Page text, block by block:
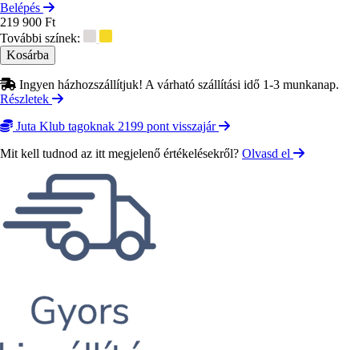
Belépés
219 900 Ft
További színek:
Ingyen házhozszállítjuk! A várható szállítási idő 1-3 munkanap.
Részletek
Juta Klub tagoknak 2199 pont visszajár
Mit kell tudnod az itt megjelenő értékelésekről? Olvasd el